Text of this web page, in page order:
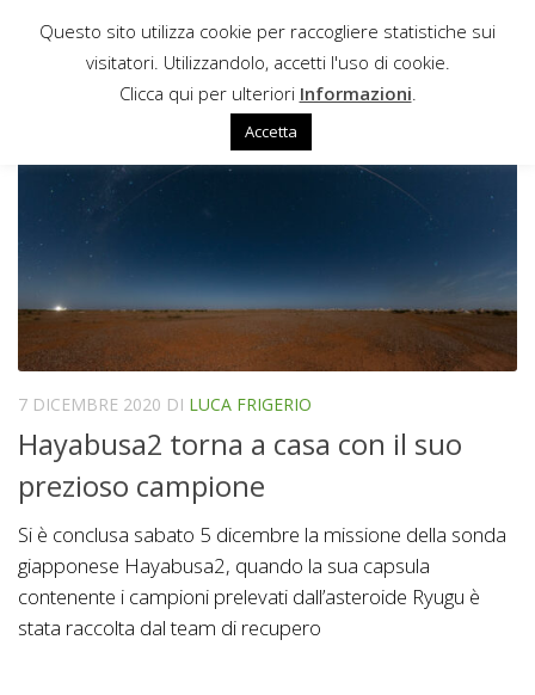
Sotto il contenuto
SMALL CARRY-ON IMPACTOR
7 DICEMBRE 2020 DI LUCA FRIGERIO
Hayabusa2 torna a casa con il suo
prezioso campione
Si è conclusa sabato 5 dicembre la missione della sonda
giapponese Hayabusa2, quando la sua capsula
contenente i campioni prelevati dall’asteroide Ryugu è
stata raccolta dal team di recupero
Questo sito utilizza cookie per raccogliere statistiche sui
visitatori. Utilizzandolo, accetti l'uso di cookie.
Clicca qui per ulteriori Informazioni
Accetta